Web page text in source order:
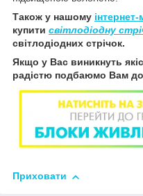
Також у нашому інтернет-
купити світлодіодну
світлодіодних стрічок.
Якщо у Вас виникнуть
радістю подбаюмо Вам
Приховати